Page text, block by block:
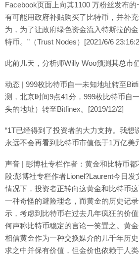
Facebook页面上向其1100 万粉丝发布
有可能用政府补贴购买了比特币，并补
为，为了让政府绿色资金流入特斯拉的
特币。”（Trust Nodes）[2021/6/6
此前几天，分析师Willy Woo预测其总市
动态 | 999枚比特币自一未知地址转至
测，北京时间9点41分，999枚比特币自
头的地址）转至Bitfinex。[2019/12/2]
“1T已经得到了投资者的大力支持。我想
永远不会再看到比特币市值低于1万亿美
声音 | 彭博社专栏作者：黄金和比特币
段:彭博社专栏作者Lionel?Laurent今日
情况下，投资者正转向这黄金和比特币
一种奇怪的避险理念，而黄金的历史记
示，考虑到比特币在过去几年疯狂的价
何声称比特币稳定的言论一笑置之。黄
相信黄金作为一种交换媒介的几千年历
求之中并保有价值，但金价也依赖于人